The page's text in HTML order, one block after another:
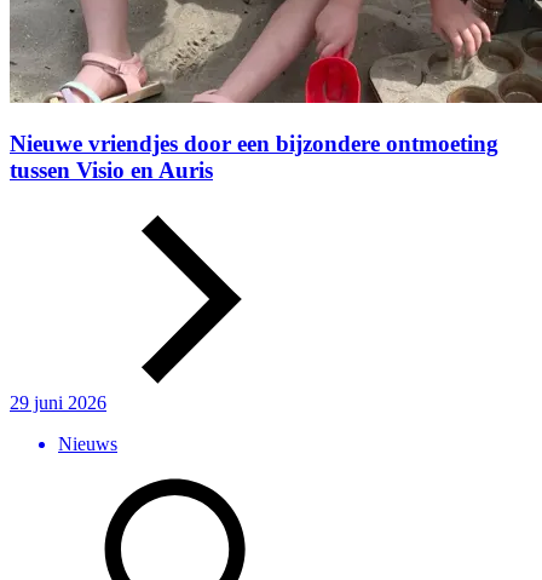
Nieuwe vriendjes door een bijzondere ontmoeting
tussen Visio en Auris
29 juni 2026
Nieuws